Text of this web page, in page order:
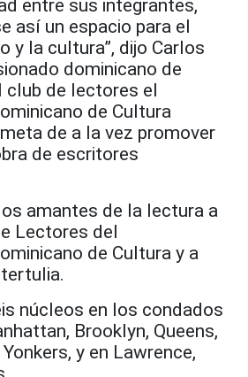
entre sus integrantes,
así un espacio para el
y la cultura”, dijo Carlos
dominicano de
club de lectores el
de Cultura
de a la vez promover
de escritores
amantes de la lectura a
Lectores del
de Cultura y a
núcleos en los condados
Brooklyn, Queens,
y en Lawrence,